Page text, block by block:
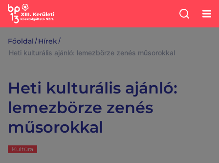
Főoldal /Hírek /
Heti kulturális ajánló: lemezbörze zenés műsorokkal
Heti kulturális ajánló:
lemezbörze zenés
műsorokkal
Kultúra